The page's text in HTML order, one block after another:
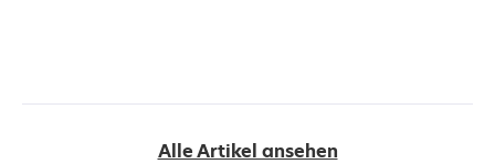
Alle Artikel ansehen